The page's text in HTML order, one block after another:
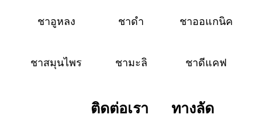
ชาอูหลง ชาดำ ชาออแกนิค
ชาสมุนไพร ชามะลิ ชาดีแคฟ
ทางลัด
ติดต่อเรา